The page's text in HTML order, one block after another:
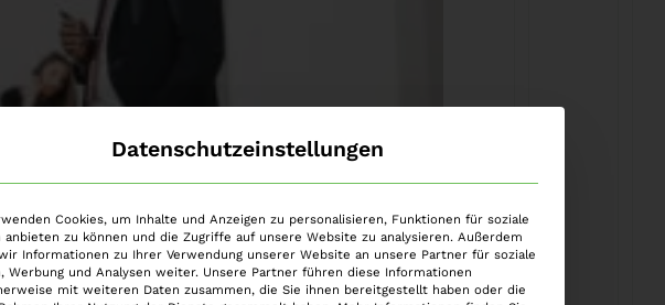
ein „neues Kapitel bei der
der Bundesfinanzminister bei der
(FKBG) im Parlament am
Datenschutzeinstellungen
Cookies, um Inhalte und Anzeigen zu personalisieren, Funktionen für soziale
anbieten zu können und die Zugriffe auf unsere Website zu analysieren. Außerdem
Informationen zu Ihrer Verwendung unserer Website an unsere Partner für soziale
Werbung und Analysen weiter. Unsere Partner führen diese Informationen
mit weiteren Daten zusammen, die Sie ihnen bereitgestellt haben oder die